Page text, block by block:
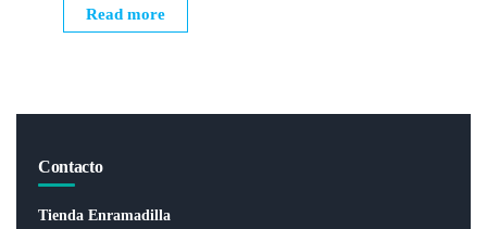
t
e
d
Read more
Contacto
Tienda Enramadilla